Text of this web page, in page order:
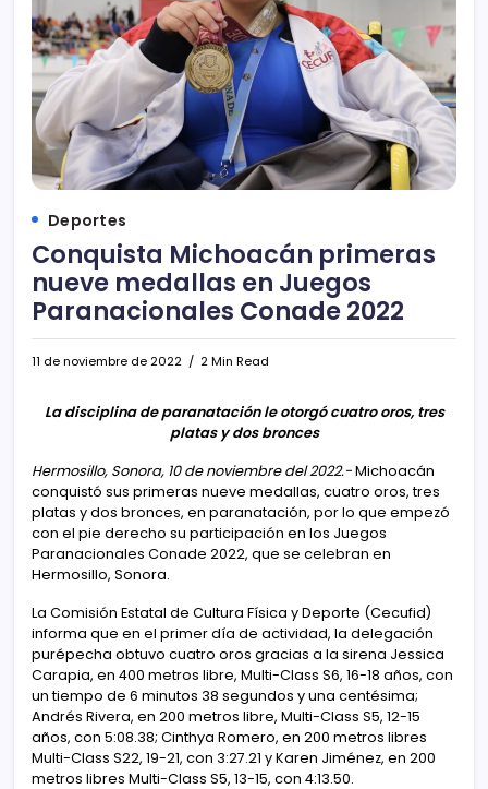
Deportes
Conquista Michoacán primeras
nueve medallas en Juegos
Paranacionales Conade 2022
11 de noviembre de 2022 2 Min Read
La disciplina de paranatación le otorgó cuatro oros, tres
platas y dos bronces
Hermosillo, Sonora, 10 de noviembre del 2022.-Michoacán
conquistó sus primeras nueve medallas, cuatro oros, tres
platas y dos bronces, en paranatación, por lo que empezó
con el pie derecho su participación en los Juegos
Paranacionales Conade 2022, que se celebran en
Hermosillo, Sonora.
La Comisión Estatal de Cultura Física y Deporte (Cecufid)
informa que en el primer día de actividad, la delegación
purépecha obtuvo cuatro oros gracias a la sirena Jessica
Carapia, en 400 metros libre, Multi-Class S6, 16-18 años, con
un tiempo de 6 minutos 38 segundos y una centésima;
Andrés Rivera, en 200 metros libre, Multi-Class S5, 12-15
años, con 5:08.38; Cinthya Romero, en 200 metros libres
Multi-Class S22, 19-21, con 3:27.21 y Karen Jiménez, en 200
metros libres Multi-Class S5, 13-15, con 4:13.50.